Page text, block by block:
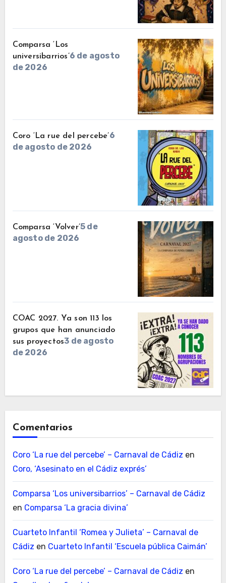
Comparsa ‘Los
universibarrios’6 de agosto
de 2026
Coro ‘La rue del percebe’6
de agosto de 2026
Comparsa ‘Volver’5 de
agosto de 2026
COAC 2027. Ya son 113 los
grupos que han anunciado
sus proyectos3 de agosto
de 2026
Comentarios
Coro ‘La rue del percebe’ – Carnaval de Cádiz en
Coro, ‘Asesinato en el Cádiz exprés’
Comparsa ‘Los universibarrios’ – Carnaval de Cádiz
en Comparsa ‘La gracia divina’
Cuarteto Infantil ‘Romea y Julieta’ – Carnaval de
Cádiz en Cuarteto Infantil ‘Escuela pública Caimán’
Coro ‘La rue del percebe’ – Carnaval de Cádiz en